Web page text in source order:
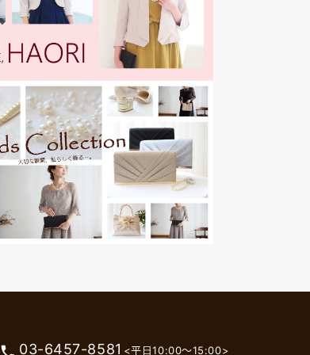
03-6457-8581 <平日10:00～15:00>